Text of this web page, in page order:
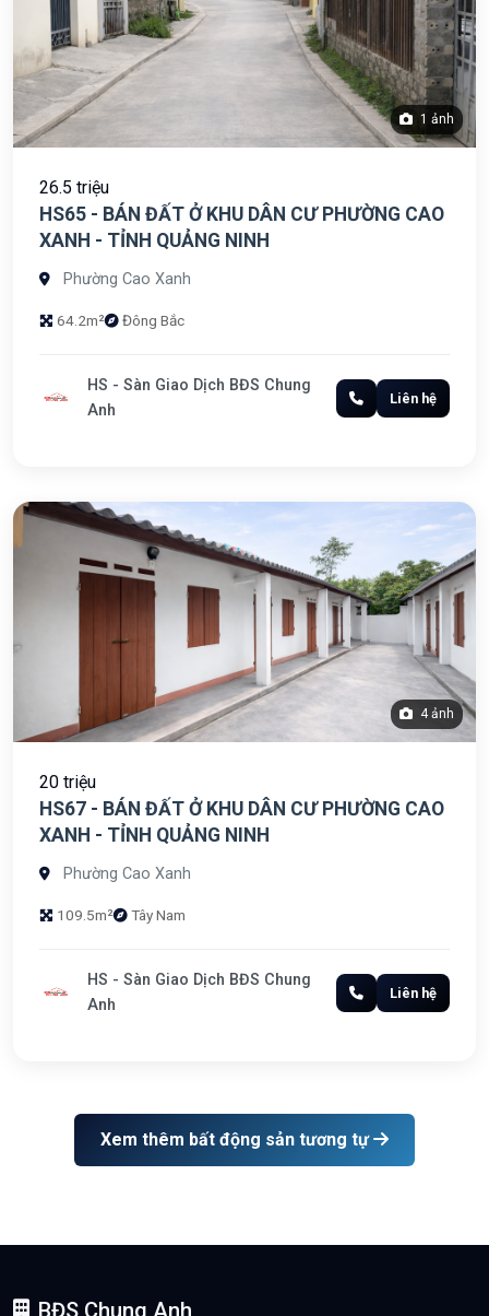
1 ảnh
26.5 triệu
HS65 - BÁN ĐẤT Ở KHU DÂN CƯ PHƯỜNG CAO
XANH - TỈNH QUẢNG NINH
Phường Cao Xanh
64.2m² Đông Bắc
HS - Sàn Giao Dịch BĐS Chung
Anh
Liên hệ
4 ảnh
20 triệu
HS67 - BÁN ĐẤT Ở KHU DÂN CƯ PHƯỜNG CAO
XANH - TỈNH QUẢNG NINH
Phường Cao Xanh
109.5m² Tây Nam
HS - Sàn Giao Dịch BĐS Chung
Anh
Liên hệ
Xem thêm bất động sản tương tự
BĐS Chung Anh